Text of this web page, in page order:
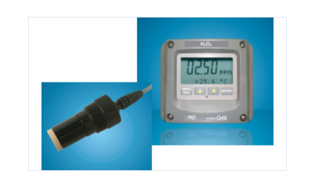
(PAA)をオンラインでリアルタイムに測定する信頼性のあ
る測定機器です。 又、溶液中に存在する過酸化水素の濃度
が変化しても測定に影響を受けません。